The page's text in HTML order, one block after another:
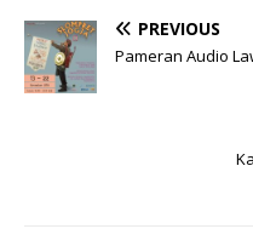
PREVIOUS
Pameran Audio